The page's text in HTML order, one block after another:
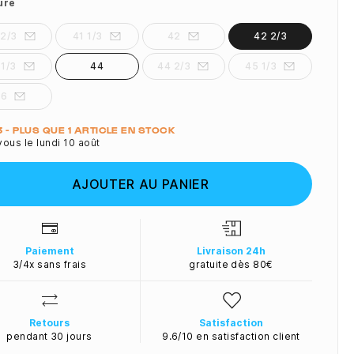
3 41 1/3 42 42 2/3
3 44 44 2/3 45 1/3
PLUS QUE 1 ARTICLE EN STOCK
le lundi 10 août
AJOUTER AU PANIER
Paiement
3/4x sans frais
Livraison 24h
gratuite dès 80€
Retours
pendant 30 jours
Satisfaction
9.6/10 en satisfaction client